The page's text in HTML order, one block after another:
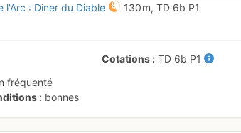
l'Arc : Diner du Diable 130 m,TD 6b P1
fréquenté
bonnes
Cotations TD 6b P1